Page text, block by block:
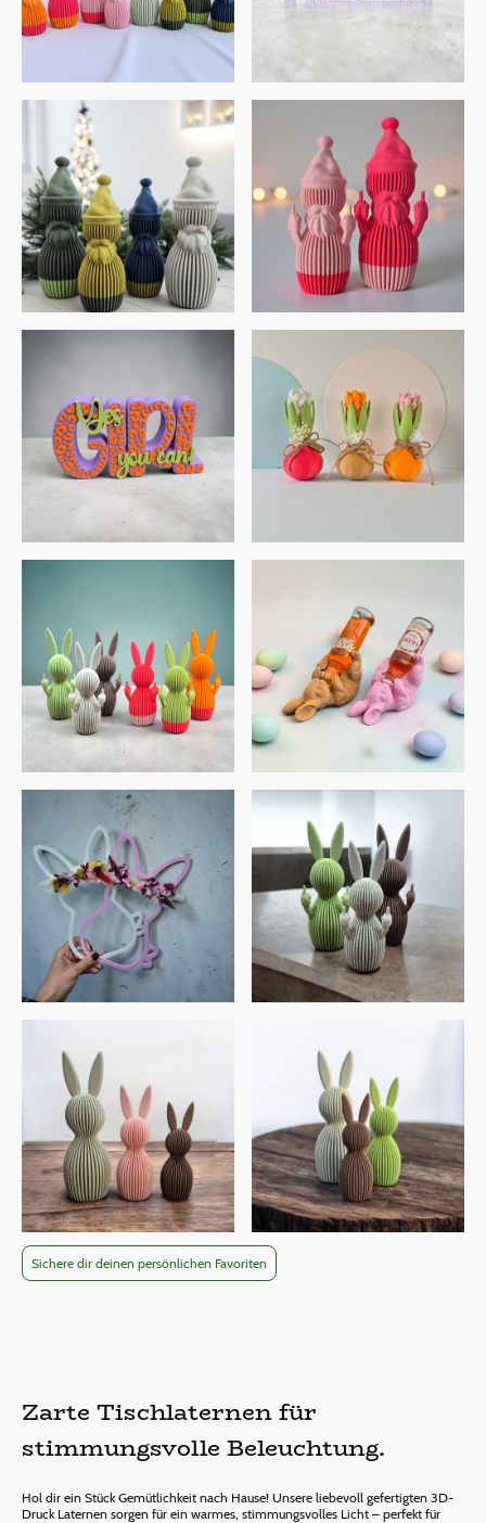
Sichere dir deinen persönlichen Favoriten
Zarte Tischlaternen für
stimmungsvolle Beleuchtung.
Hol dir ein Stück Gemütlichkeit nach Hause! Unsere liebevoll gefertigten 3D-
Druck Laternen sorgen für ein warmes, stimmungsvolles Licht – perfekt für